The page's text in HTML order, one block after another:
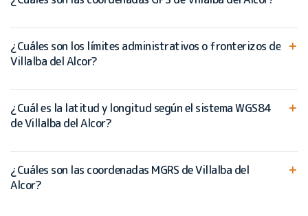
¿Cuáles son los límites administrativos o fronterizos de
Villalba del Alcor?
¿Cuál es la latitud y longitud según el sistema WGS84
de Villalba del Alcor?
¿Cuáles son las coordenadas MGRS de Villalba del
Alcor?